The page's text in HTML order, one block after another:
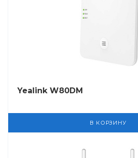
Yealink W80DM
В КОРЗИНУ